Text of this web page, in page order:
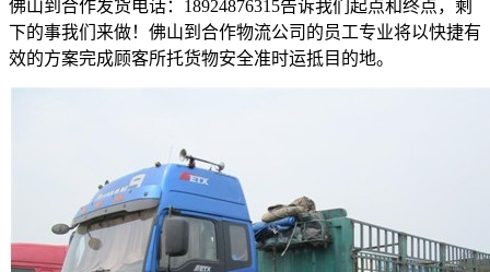
佛山到合作发货电话： 18924876315告诉我们起点和终点，剩
下的事我们来做！佛山到合作物流公司的员工专业将以快捷有
效的方案完成顾客所托货物安全准时运抵目的地。